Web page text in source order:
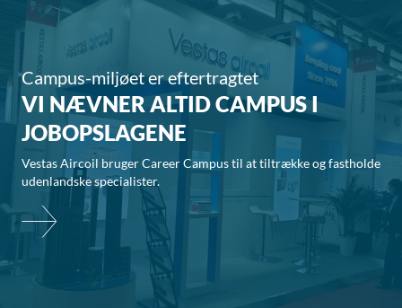
Campus-miljøet er eftertragtet
VI NÆVNER ALTID CAMPUS I
JOBOPSLAGENE
Vestas Aircoil bruger Career Campus til at tiltrække og fastholde
udenlandske specialister.